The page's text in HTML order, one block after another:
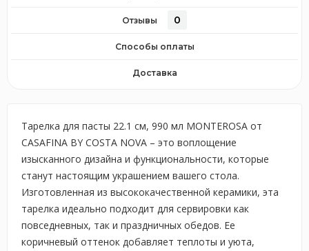
Отзывы 0
Способы оплаты
Доставка
Тарелка для пасты 22.1 см, 990 мл MONTEROSA от
CASAFINA BY COSTA NOVA – это воплощение
изысканного дизайна и функциональности, которые
станут настоящим украшением вашего стола.
Изготовленная из высококачественной керамики, эта
тарелка идеально подходит для сервировки как
повседневных, так и праздничных обедов. Ее
коричневый оттенок добавляет теплоты и уюта,